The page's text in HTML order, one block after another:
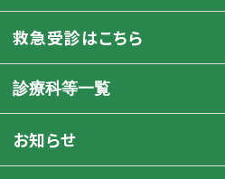
救急受診はこちら
診療科等一覧
お知らせ